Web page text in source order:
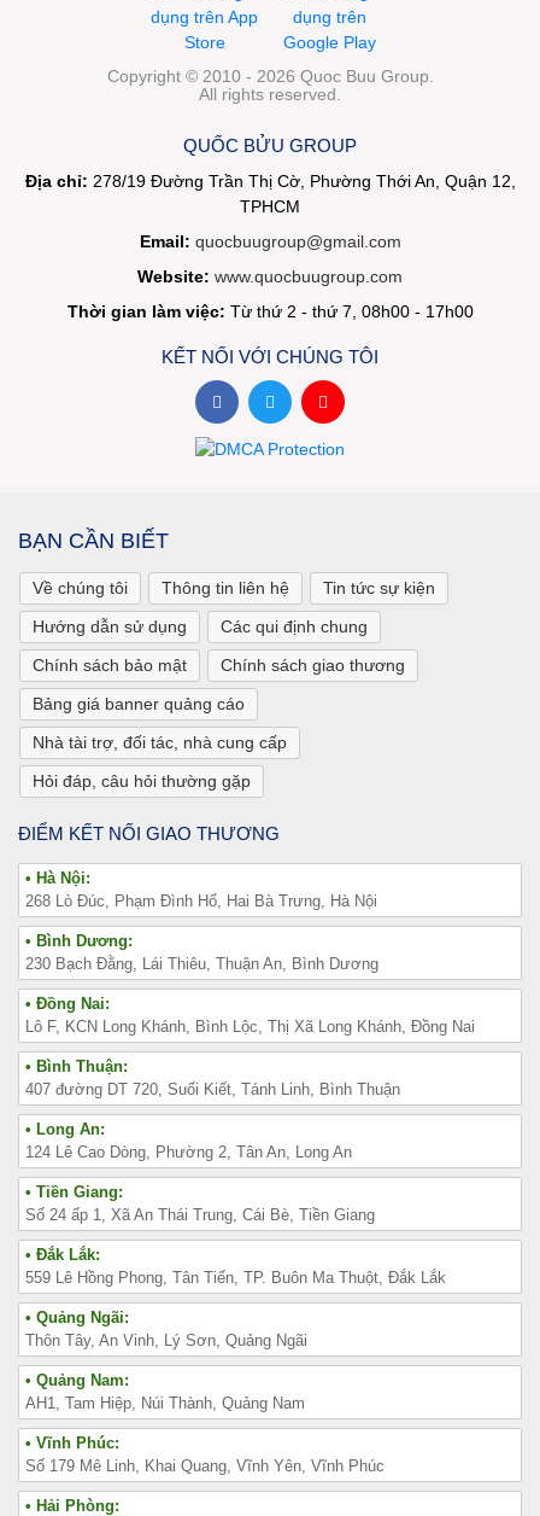
Copyright © 2010 - 2026 Quoc Buu Group.
All rights reserved.
QUỐC BỬU GROUP
Địa chỉ: 278/19 Đường Trần Thị Cờ, Phường Thới An, Quận 12,
TPHCM
Email: quocbuugroup@gmail.com
Website: www.quocbuugroup.com
Thời gian làm việc: Từ thứ 2 - thứ 7, 08h00 - 17h00
KẾT NỐI VỚI CHÚNG TÔI
BẠN CẦN BIẾT
Về chúng tôi Thông tin liên hệ
Tin tức sự kiện
Hướng dẫn sử dụng
Các qui định chung
Chính sách bảo mật
Chính sách giao thương
Bảng giá banner quảng cáo
Nhà tài trợ, đối tác, nhà cung cấp
Hỏi đáp, câu hỏi thường gặp
ĐIỂM KẾT NỐI GIAO THƯƠNG
• Hà Nội:
268 Lò Đúc, Phạm Đình Hổ, Hai Bà Trưng, Hà Nội
• Bình Dương:
230 Bạch Đằng, Lái Thiêu, Thuận An, Bình Dương
• Đồng Nai:
Lô F, KCN Long Khánh, Bình Lộc, Thị Xã Long Khánh, Đồng Nai
• Bình Thuận:
407 đường DT 720, Suối Kiết, Tánh Linh, Bình Thuận
• Long An:
124 Lê Cao Dòng, Phường 2, Tân An, Long An
• Tiền Giang:
Số 24 ấp 1, Xã An Thái Trung, Cái Bè, Tiền Giang
• Đắk Lắk:
559 Lê Hồng Phong, Tân Tiến, TP. Buôn Ma Thuột, Đắk Lắk
• Quảng Ngãi:
Thôn Tây, An Vinh, Lý Sơn, Quảng Ngãi
• Quảng Nam:
AH1, Tam Hiệp, Núi Thành, Quảng Nam
• Vĩnh Phúc:
Số 179 Mê Linh, Khai Quang, Vĩnh Yên, Vĩnh Phúc
• Hải Phòng: